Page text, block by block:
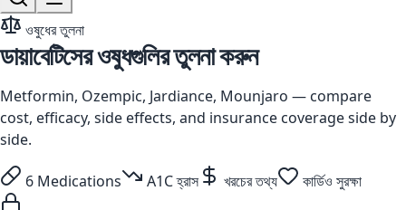
ওষুধের তুলনা
ডায়াবেটিসের ওষুধগুলির তুলনা করুন
Metformin, Ozempic, Jardiance, Mounjaro — compare
cost, efficacy, side effects, and insurance coverage side by
side.
6 Medications A1C হ্রাস খরচের তথ্য কার্ডিও সুরক্ষা